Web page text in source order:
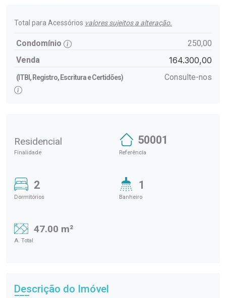
Total para Acessórios valores sujeitos a alteração.
Condomínio
250,00
Venda
164.300,00
(ITBI, Registro, Escritura e Certidões) Consulte-nos
Residencial
Finalidade
50001
Referência
2
Dormitórios
1
Banheiro
47.00 m²
A. Total
Descrição do Imóvel